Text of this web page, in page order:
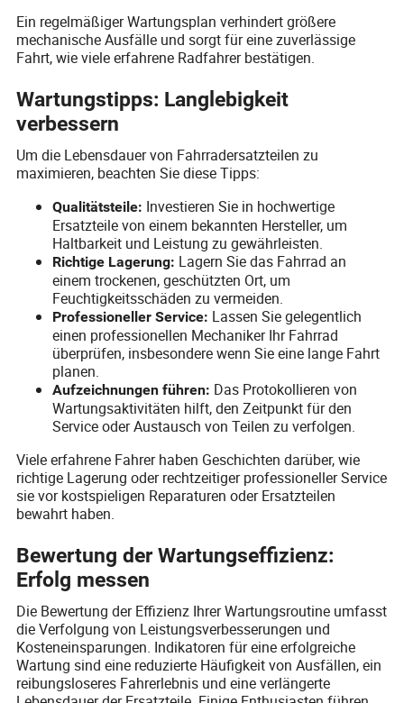
Ein regelmäßiger Wartungsplan verhindert größere
mechanische Ausfälle und sorgt für eine zuverlässige
Fahrt, wie viele erfahrene Radfahrer bestätigen.
Wartungstipps: Langlebigkeit
verbessern
Um die Lebensdauer von Fahrradersatzteilen zu
maximieren, beachten Sie diese Tipps:
Qualitätsteile: Investieren Sie in hochwertige
Ersatzteile von einem bekannten Hersteller, um
Haltbarkeit und Leistung zu gewährleisten.
Richtige Lagerung: Lagern Sie das Fahrrad an
einem trockenen, geschützten Ort, um
Feuchtigkeitsschäden zu vermeiden.
Professioneller Service: Lassen Sie gelegentlich
einen professionellen Mechaniker Ihr Fahrrad
überprüfen, insbesondere wenn Sie eine lange Fahrt
planen.
Aufzeichnungen führen: Das Protokollieren von
Wartungsaktivitäten hilft, den Zeitpunkt für den
Service oder Austausch von Teilen zu verfolgen.
Viele erfahrene Fahrer haben Geschichten darüber, wie
richtige Lagerung oder rechtzeitiger professioneller Service
sie vor kostspieligen Reparaturen oder Ersatzteilen
bewahrt haben.
Bewertung der Wartungseffizienz:
Erfolg messen
Die Bewertung der Effizienz Ihrer Wartungsroutine umfasst
die Verfolgung von Leistungsverbesserungen und
Kosteneinsparungen. Indikatoren für eine erfolgreiche
Wartung sind eine reduzierte Häufigkeit von Ausfällen, ein
reibungsloseres Fahrerlebnis und eine verlängerte